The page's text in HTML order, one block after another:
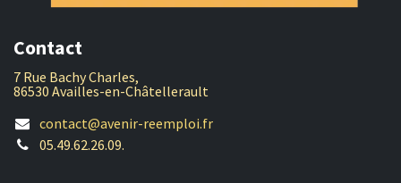
Contact
7 Rue Bachy Charles,
86530 Availles-en-Châtellerault
contact@avenir-reemploi.fr
05.49.62.26.09.